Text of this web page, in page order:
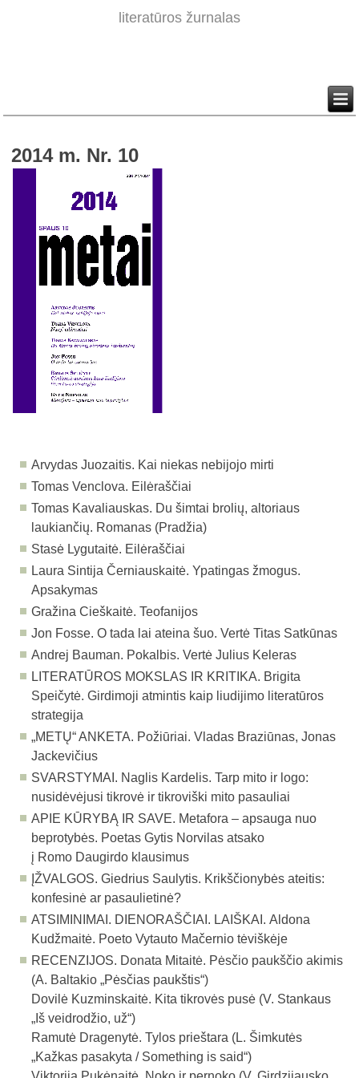
literatūros žurnalas
2014 m. Nr. 10
Arvydas Juozaitis. Kai niekas nebijojo mirti
Tomas Venclova. Eilėraščiai
Tomas Kavaliauskas. Du šimtai brolių, altoriaus
laukiančių. Romanas (Pradžia)
Stasė Lygutaitė. Eilėraščiai
Laura Sintija Černiauskaitė. Ypatingas žmogus.
Apsakymas
Gražina Cieškaitė. Teofanijos
Jon Fosse. O tada lai ateina šuo. Vertė Titas Satkūnas
Andrej Bauman. Pokalbis. Vertė Julius Keleras
LITERATŪROS MOKSLAS IR KRITIKA. Brigita
Speičytė. Girdimoji atmintis kaip liudijimo literatūros
strategija
„METŲ“ ANKETA. Požiūriai. Vladas Braziūnas, Jonas
Jackevičius
SVARSTYMAI. Naglis Kardelis. Tarp mito ir logo:
nusidėvėjusi tikrovė ir tikroviški mito pasauliai
APIE KŪRYBĄ IR SAVE. Metafora – apsauga nuo
beprotybės. Poetas Gytis Norvilas atsako
į Romo Daugirdo klausimus
ĮŽVALGOS.Giedrius Saulytis. Krikščionybės ateitis:
konfesinė ar pasaulietinė?
ATSIMINIMAI. DIENORAŠČIAI. LAIŠKAI.Aldona
Kudžmaitė. Poeto Vytauto Mačernio tėviškėje
RECENZIJOS. Donata Mitaitė. Pėsčio paukščio akimis
(A. Baltakio „Pėsčias paukštis“)
Dovilė Kuzminskaitė. Kita tikrovės pusė (V. Stankaus
„Iš veidrodžio, už“)
Ramutė Dragenytė. Tylos prieštara (L. Šimkutės
„Kažkas pasakyta / Something is said“)